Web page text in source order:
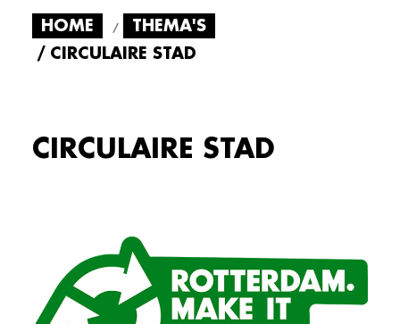
HOME
THEMA'S
CIRCULAIRE STAD
CIRCULAIRE STAD